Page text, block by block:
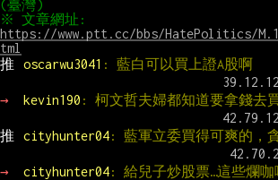
https://www.ptt.cc/bbs/HatePolitics/
tml
推
oscarwu3041 : 藍白可以買上證A股啊
→ kevin190 : 柯文哲夫婦都知道要拿錢去
推 cityhunter04: 藍軍立委買得可爽的，
→ cityhunter04: 給兒子炒股票…這些爛咖